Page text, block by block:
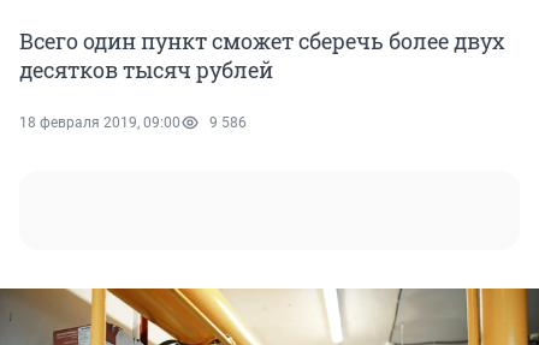
Всего один пункт сможет сберечь более двух
десятков тысяч рублей
18 февраля 2019, 09:00 9 586